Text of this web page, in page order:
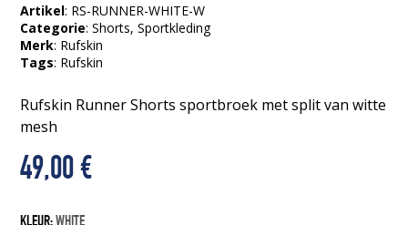
Artikel: RS-RUNNER-WHITE-W
Categorie:Shorts,Sportkleding
Merk: Rufskin
Tags: Rufskin
Rufskin Runner Shorts sportbroek met split van witte
mesh
49,00€